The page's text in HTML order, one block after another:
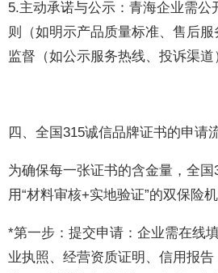
5.主动承诺与公示：青海企业需公
则（如明示产品质量标准、售后
监督（如公示服务热线、投诉渠道
四、全国315诚信品牌证书的申请
为确保每一张证书的含金量，全
用“材料审核+实地验证”的双保险
*第一步：提交申请：企业需在线
业执照、经营资质证明、信用报